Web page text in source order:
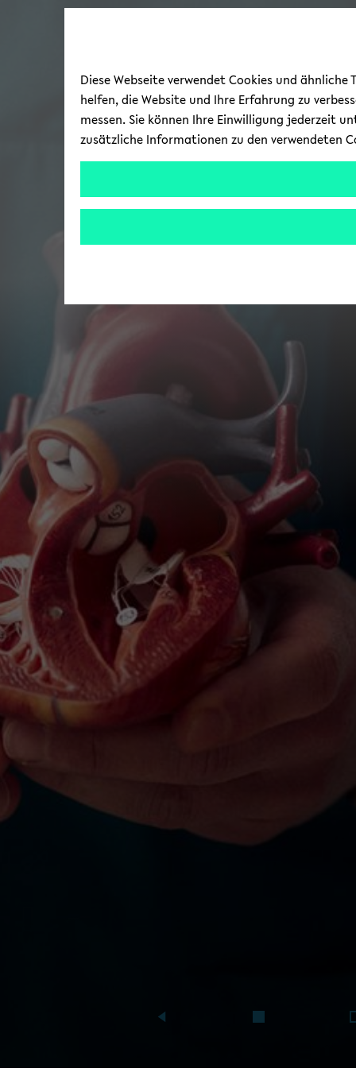
Diese Webseite verwendet Cookies und
helfen, die Website und Ihre Erfahrung zu
messen. Sie können Ihre Einwilligung jederzeit
zusätzliche Informationen zu den verwendeten